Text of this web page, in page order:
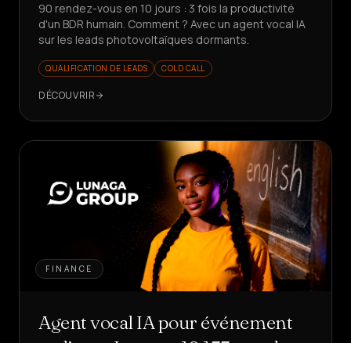
90 rendez-vous en 10 jours : 3 fois la productivité
d'un BDR humain. Comment ? Avec un agent vocal IA
sur les leads photovoltaïques dormants.
QUALIFICATION DE LEADS COLD CALL
DÉCOUVRIR
FINANCE
Agent vocal IA pour événement